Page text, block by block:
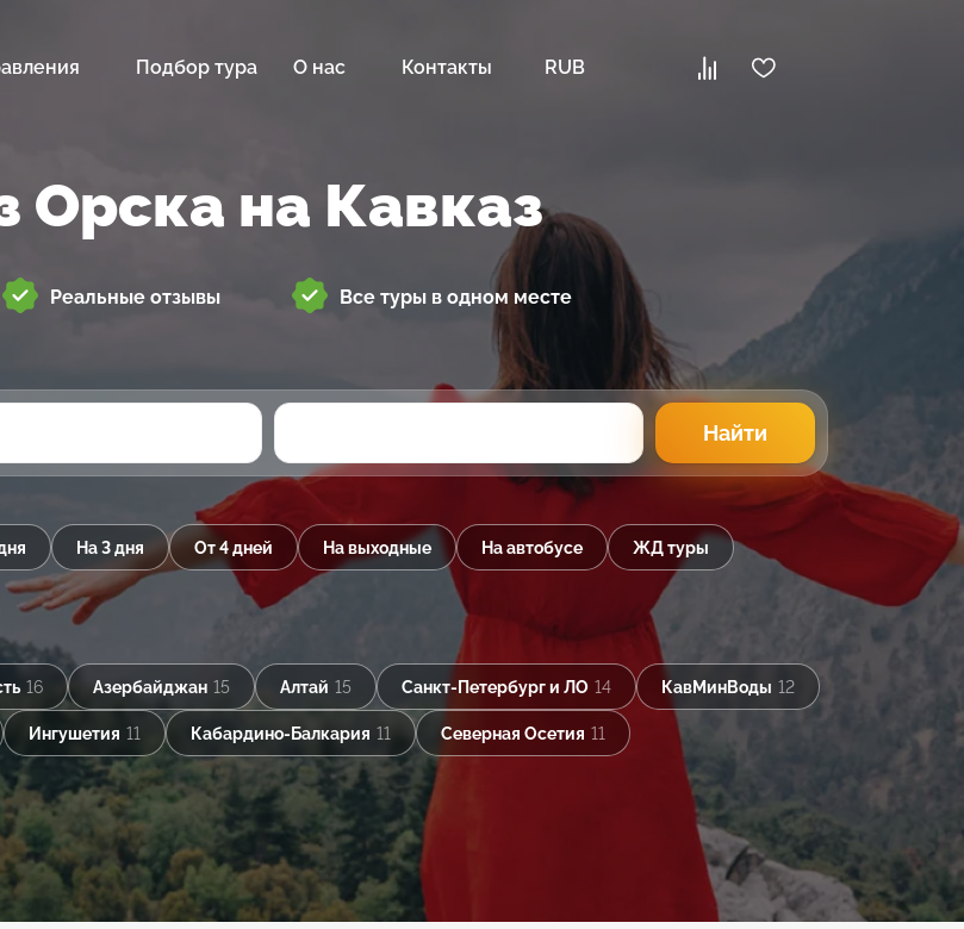
Подбор тура О нас Контакты RUB
Орска на Кавказ
Реальные отзывы Все туры в одном месте
Найти
На 3 дня От 4 дней На выходные На автобусе ЖД туры
16 Азербайджан 15 Алтай 15 Санкт-Петербург и ЛО 14 КавМинВоды 12
Ингушетия 11 Кабардино-Балкария 11 Северная Осетия 11